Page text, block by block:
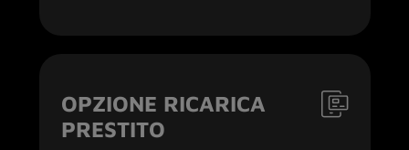
OPZIONE RICARICA
PRESTITO